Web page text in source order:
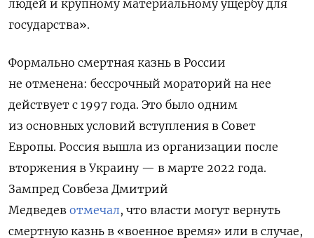
людей и крупному материальному ущербу для
государства».
Формально смертная казнь в России
не отменена: бессрочный мораторий на нее
действует с 1997 года. Это было одним
из основных условий вступления в Совет
Европы. Россия вышла из организации после
вторжения в Украину — в марте 2022 года.
Зампред Совбеза Дмитрий
Медведев отмечал, что власти могут вернуть
смертную казнь в «военное время» или в случае,